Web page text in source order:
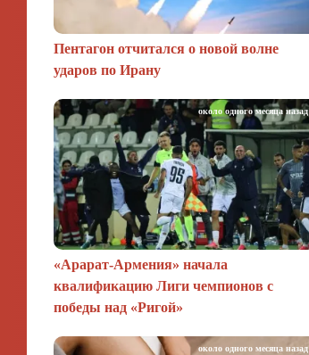
Пентагон отчитался о новой волне
ударов по Ирану
«Арарат‑Армения» начала
квалификацию Лиги чемпионов с
победы над «Ригой»
около одного месяца назад
около одного месяца назад